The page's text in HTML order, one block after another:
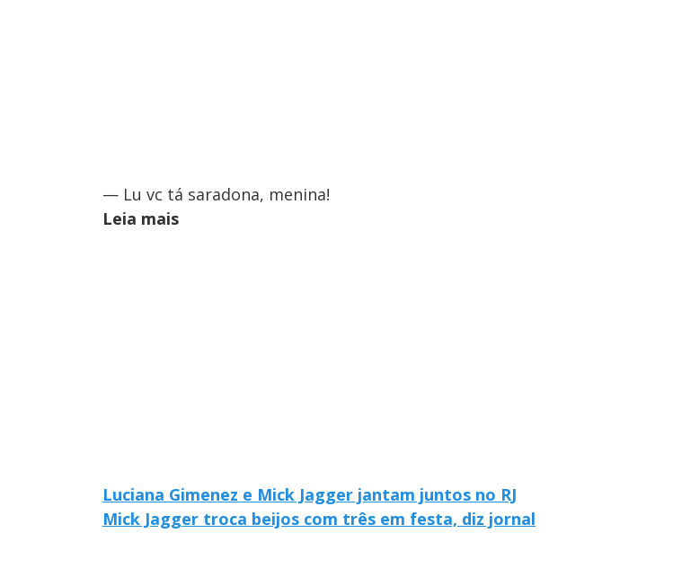
— Lu vc tá saradona, menina!
Leia mais
Luciana Gimenez e Mick Jagger jantam juntos no RJ
Mick Jagger troca beijos com três em festa, diz jornal